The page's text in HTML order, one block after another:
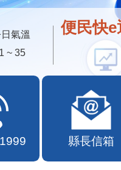
歡迎在
~ 35
縣長信箱